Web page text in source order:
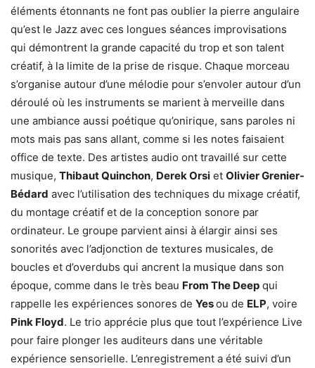
éléments étonnants ne font pas oublier la pierre angulaire
qu’est le Jazz avec ces longues séances improvisations
qui démontrent la grande capacité du trop et son talent
créatif, à la limite de la prise de risque. Chaque morceau
s’organise autour d’une mélodie pour s’envoler autour d’un
déroulé où les instruments se marient à merveille dans
une ambiance aussi poétique qu’onirique, sans paroles ni
mots mais pas sans allant, comme si les notes faisaient
office de texte. Des artistes audio ont travaillé sur cette
musique, Thibaut Quinchon, Derek Orsi et Olivier Grenier-
Bédard avec l’utilisation des techniques du mixage créatif,
du montage créatif et de la conception sonore par
ordinateur. Le groupe parvient ainsi à élargir ainsi ses
sonorités avec l’adjonction de textures musicales, de
boucles et d’overdubs qui ancrent la musique dans son
époque, comme dans le très beau From The Deep qui
rappelle les expériences sonores de Yesou de ELP, voire
Pink Floyd. Le trio apprécie plus que tout l’expérience Live
pour faire plonger les auditeurs dans une véritable
expérience sensorielle. L’enregistrement a été suivi d’un